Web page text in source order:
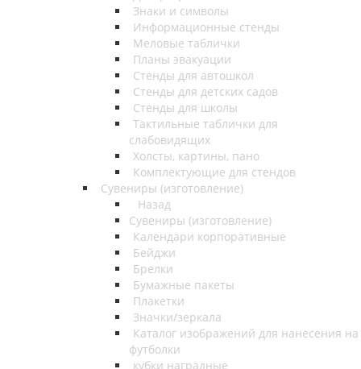
Знаки и символы
Информационные стенды
Меловые таблички
Планы эвакуации
Стенды для автошкол
Стенды для детских садов
Стенды для школы
Тактильные таблички для
слабовидящих
Холсты, картины, пано
Комплектующие для стендов
Сувениры (изготовление)
Назад
Сувениры (изготовление)
Календари корпоративные
Бейджи
Брелки
Бумажные пакеты
Плакетки
Значки/зеркала
Каталог изображений для нанесения на
футболки
кубки наградные